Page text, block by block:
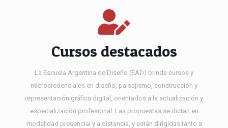
Cursos destacados
La Escuela Argentina de Diseño (EAD) brinda cursos y
microcredenciales en diseño, paisajismo, construcción y
representación gráfica digital, orientados a la actualización y
especialización profesional. Las propuestas se dictan en
modalidad presencial y a distancia, y están dirigidas tanto a